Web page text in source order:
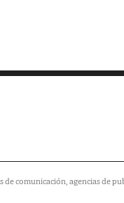
de comunicación, agencias de